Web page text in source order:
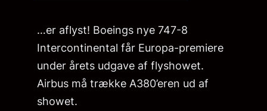
…er aflyst! Boeings nye 747-8
Intercontinental får Europa-premiere
under årets udgave af flyshowet.
Airbus må trække A380’eren ud af
showet.